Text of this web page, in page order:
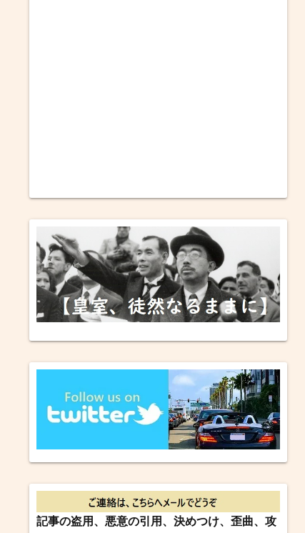
記事の盗用、悪意の引用、決めつけ、歪曲、攻